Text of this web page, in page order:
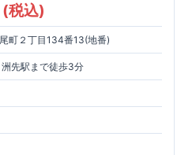
税込)
町２丁目134番13(地番)
先駅まで徒歩3分